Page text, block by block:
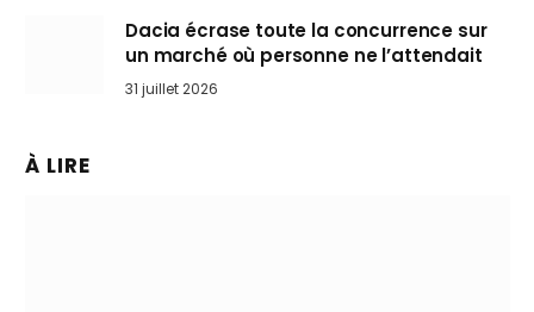
Dacia écrase toute la concurrence sur
un marché où personne ne l’attendait
31 juillet 2026
À LIRE